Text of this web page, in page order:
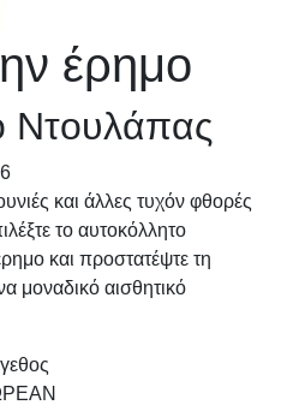
έρημο
Ντουλάπας
και άλλες τυχόν φθορές
το αυτοκόλλητο
και προστατέψτε τη
μοναδικό αισθητικό